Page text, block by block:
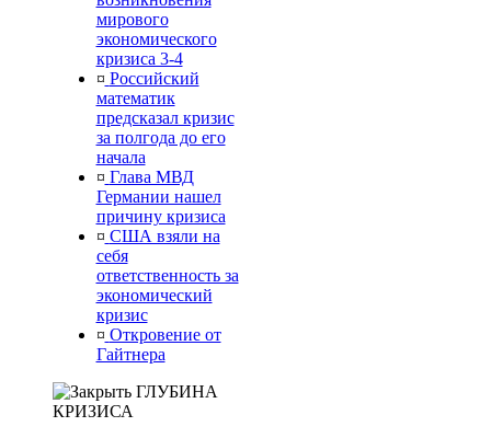
мирового
экономического
кризиса 3-4
¤ Российский
математик
предсказал кризис
за полгода до его
начала
¤ Глава МВД
Германии нашел
причину кризиса
¤ США взяли на
себя
ответственность за
экономический
кризис
¤ Откровение от
Гайтнера
ГЛУБИНА
КРИЗИСА